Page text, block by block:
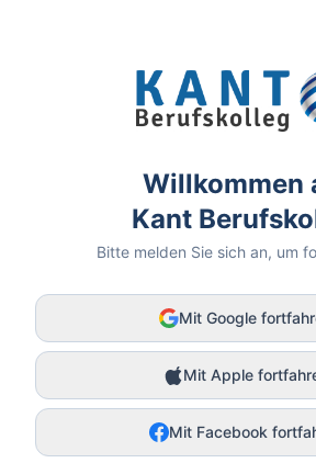
Willkommen
Kant
Bitte melden Sie sich an, um
Mit Google
Mit Apple
Mit Facebook